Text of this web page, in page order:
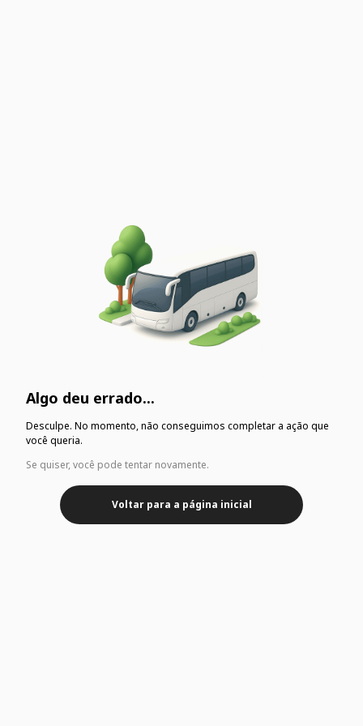
Algo deu errado...
Desculpe. No momento, não conseguimos completar a ação que
você queria.
Se quiser, você pode tentar novamente.
Voltar para a página inicial